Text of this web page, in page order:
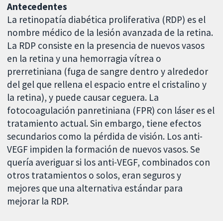
Antecedentes
La retinopatía diabética proliferativa (RDP) es el
nombre médico de la lesión avanzada de la retina.
La RDP consiste en la presencia de nuevos vasos
en la retina y una hemorragia vítrea o
prerretiniana (fuga de sangre dentro y alrededor
del gel que rellena el espacio entre el cristalino y
la retina), y puede causar ceguera. La
fotocoagulación panretiniana (FPR) con láser es el
tratamiento actual. Sin embargo, tiene efectos
secundarios como la pérdida de visión. Los anti-
VEGF impiden la formación de nuevos vasos. Se
quería averiguar si los anti-VEGF, combinados con
otros tratamientos o solos, eran seguros y
mejores que una alternativa estándar para
mejorar la RDP.